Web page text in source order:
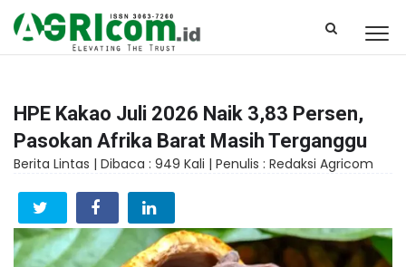
HPE Kakao Juli 2026 Naik 3,83 Persen,
Pasokan Afrika Barat Masih Terganggu
Berita Lintas | Dibaca : 949 Kali | Penulis : Redaksi Agricom